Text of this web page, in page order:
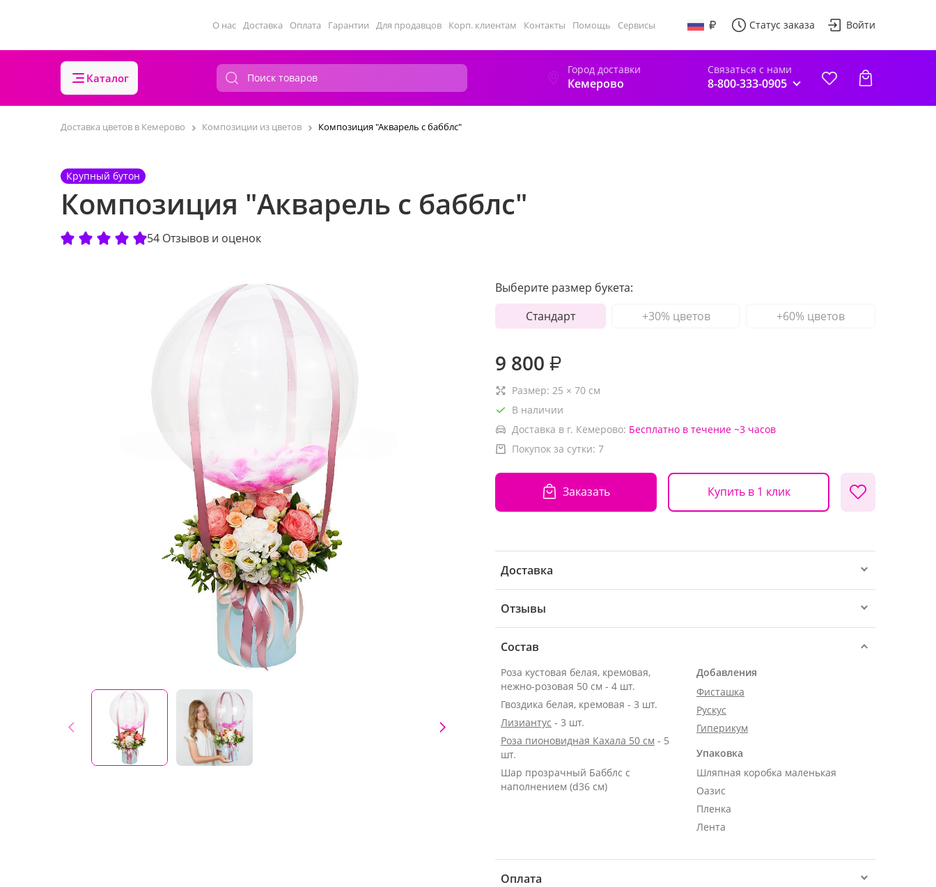
О нас Доставка Оплата Гарантии Для продавцов Корп. клиентам Контакты Помощь Сервисы Статус заказа Войти
Каталог
Город доставки
Кемерово
Связаться с нами
8-800-333-0905
Доставка цветов в Кемерово Композиции из цветов Композиция "Акварель с бабблс"
Крупный бутон
Композиция "Акварель с бабблс"
54 Отзывов и оценок
Выберите размер букета:
Стандарт
+30% цветов +60% цветов
9 800 ₽
Размер: 25 × 70 см
В наличии
Доставка в г. Кемерово: Бесплатно в течение ~3 часов
Покупок за сутки: 7
Заказать Купить в 1 клик
Доставка
Отзывы
Состав
Роза кустовая белая, кремовая,
нежно-розовая 50 см - 4 шт.
Гвоздика белая, кремовая - 3 шт.
Лизиантус - 3 шт.
Роза пионовидная Кахала 50 см - 5
шт.
Шар прозрачный Бабблс с
наполнением (d36 см)
Добавления
Фисташка
Рускус
Гиперикум
Упаковка
Шляпная коробка маленькая
Оазис
Пленка
Лента
Оплата